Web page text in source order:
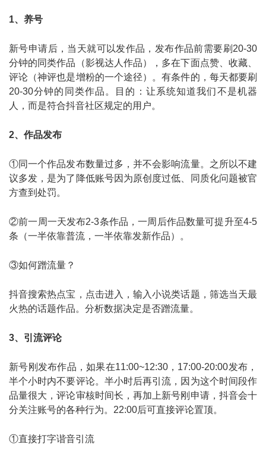
1、养号
新号申请后，当天就可以发作品，发布作品前需要刷20-30
分钟的同类作品（影视达人作品），多在下面点赞、收藏、
评论（神评也是增粉的一个途径）。有条件的，每天都要刷
20-30分钟的同类作品。目的：让系统知道我们不是机器
人，而是符合抖音社区规定的用户。
2、作品发布
①同一个作品发布数量过多，并不会影响流量。之所以不建
议多发，是为了降低账号因为原创度过低、同质化问题被官
方查到处罚。
②前一周一天发布2-3条作品，一周后作品数量可提升至4-5
条（一半依靠普流，一半依靠发新作品）。
③如何蹭流量？
抖音搜索热点宝，点击进入，输入小说类话题，筛选当天最
火热的话题作品。分析数据决定是否蹭流量。
3、引流评论
新号刚发布作品，如果在11:00~12:30，17:00-20:00发布，
半个小时内不要评论。半小时后再引流，因为这个时间段作
品量很大，评论审核时间长，再加上新号刚申请，抖音会十
分关注账号的各种行为。22:00后可直接评论置顶。
①直接打字谐音引流